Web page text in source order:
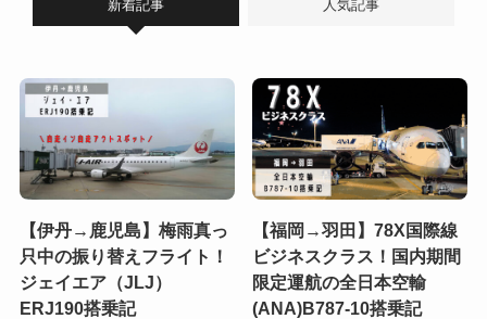
新着記事 人気記事
【伊丹→鹿児島】梅雨真っ
只中の振り替えフライト！
ジェイエア（JLJ）
ERJ190搭乗記
【福岡→羽田】78X国際線
ビジネスクラス！国内期間
限定運航の全日本空輸
(ANA)B787-10搭乗記